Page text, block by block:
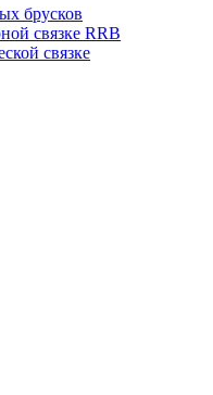
брусков
связке RRB
связке